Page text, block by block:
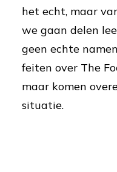
het echt, maar
we gaan delen
geen echte
feiten over The
maar komen
situatie.